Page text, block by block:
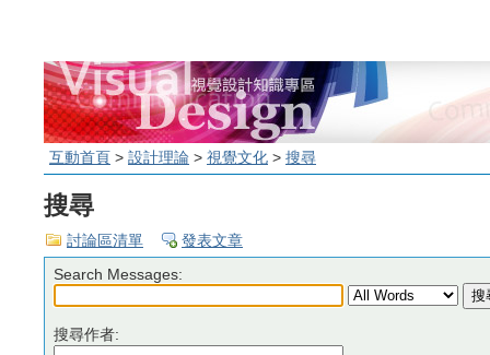
互動首頁 > 設計理論 > 視覺文化 > 搜尋
搜尋
討論區清單 發表文章
Search Messages:
搜尋作者: